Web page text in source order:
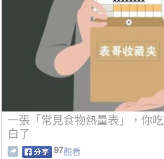
一張「常見食物熱量表」，你
白了
97觀看